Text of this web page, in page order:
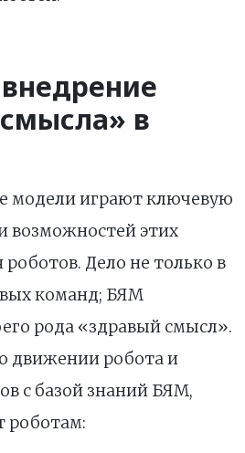
в
модели играют ключевую
возможностей этих
Дело не только в
команд; БЯМ
рода «здравый смысл».
движении робота и
с базой знаний БЯМ,
роботам: